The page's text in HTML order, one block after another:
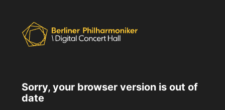
Sorry, your browser version is out of
date